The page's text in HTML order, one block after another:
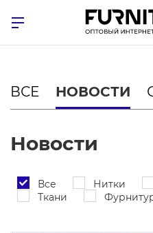
ВСЕ НОВОСТИ
Новости
Все Нитки
Ткани